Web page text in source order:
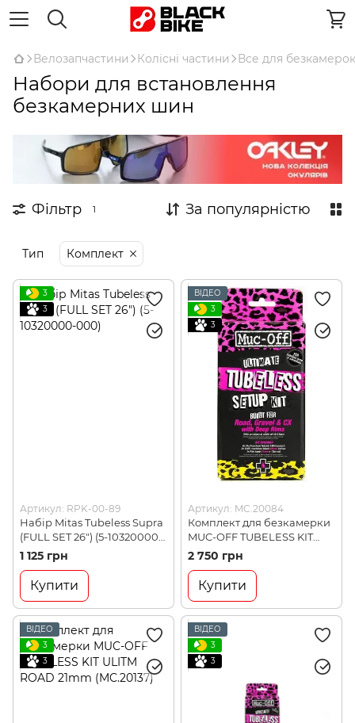
Велозапчастини Колісні частини Все для безкамерок
Набори для встановлення
безкамерних шин
Фільтр 1 За популярністю
Тип Комплект
3
3
Артикул: RPK-00-89
Набір Mitas Tubeless Supra
(FULL SET 26") (5-10320000-
000)
1 125 грн
Купити
ВІДЕО
3
3
Артикул: MC.20084
Комплект для безкамерки
MUC-OFF TUBELESS KIT
ROAD 60mm (MC.20084)
2 750 грн
Купити
ВІДЕО
3
3
ВІДЕО
3
3